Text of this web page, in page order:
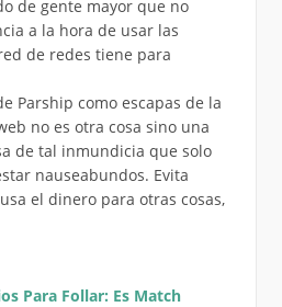
de gente mayor que no
a la hora de usar las
de redes tiene para
Parship como escapas de la
no es otra cosa sino una
de tal inmundicia que solo
nauseabundos. Evita
el dinero para otras cosas,
Para Follar: Es Match